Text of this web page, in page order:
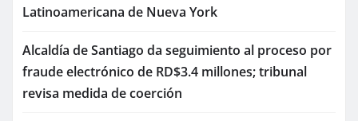
Latinoamericana de Nueva York
Alcaldía de Santiago da seguimiento al proceso por
fraude electrónico de RD$3.4 millones; tribunal
revisa medida de coerción